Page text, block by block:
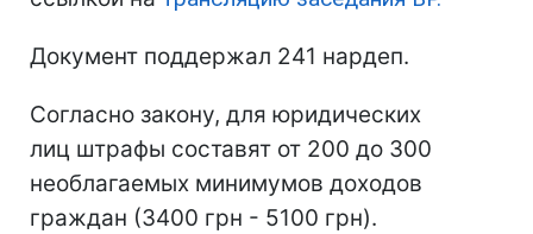
Документ поддержал 241 нардеп.
Согласно закону, для юридических
лиц штрафы составят от 200 до 300
необлагаемых минимумов доходов
граждан (3400 грн - 5100 грн).